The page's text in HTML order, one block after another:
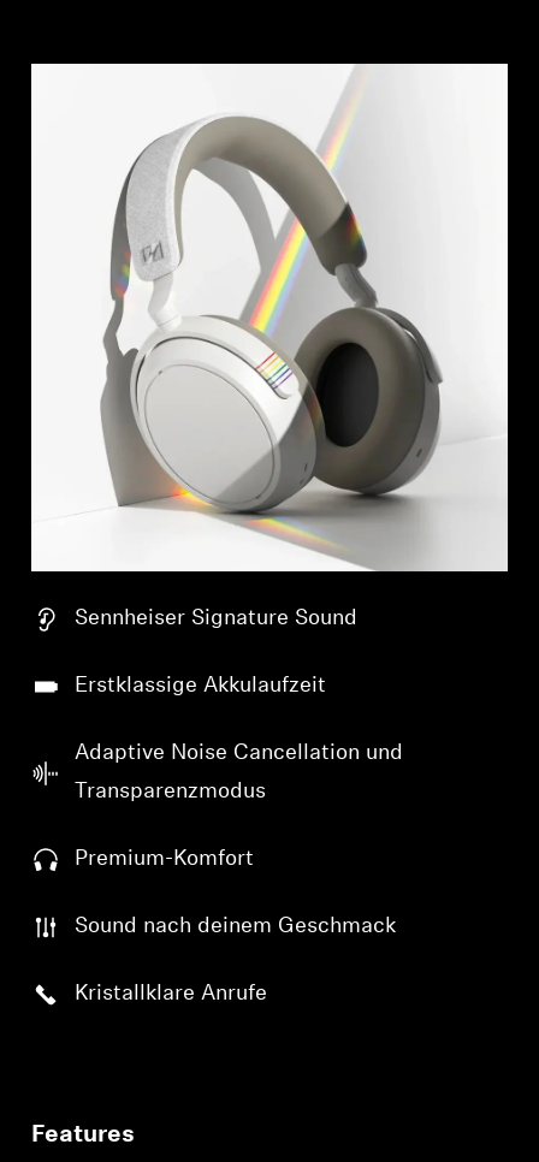
Sennheiser Signature Sound
Erstklassige Akkulaufzeit
Adaptive Noise Cancellation und
Transparenzmodus
Premium-Komfort
Sound nach deinem Geschmack
Kristallklare Anrufe
Features